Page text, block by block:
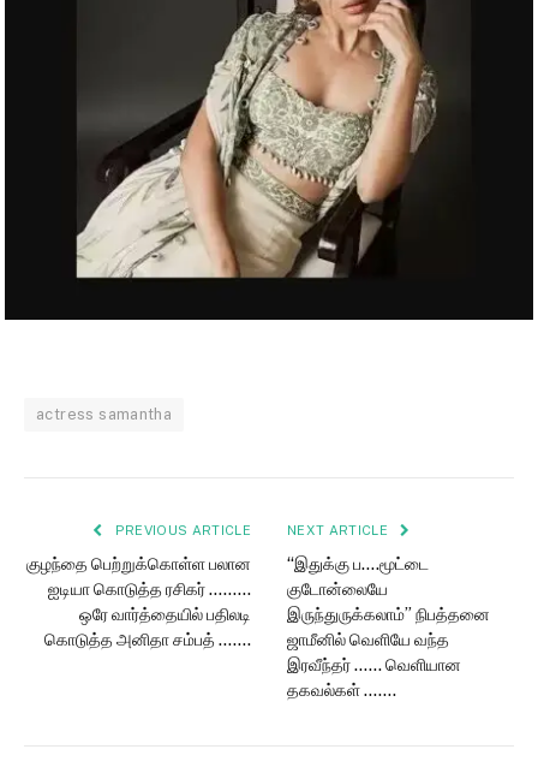
actress samantha
PREVIOUS ARTICLE
குழந்தை பெற்றுக்கொள்ள பலான
ஐடியா கொடுத்த ரசிகர் ………
ஒரே வார்த்தையில் பதிலடி
கொடுத்த அனிதா சம்பத் …….
NEXT ARTICLE
“இதுக்கு ப….மூட்டை
குடோன்லையே
இருந்துருக்கலாம்” நிபத்தனை
ஜாமீனில் வெளியே வந்த
இரவீந்தர் …… வெளியான
தகவல்கள் …….